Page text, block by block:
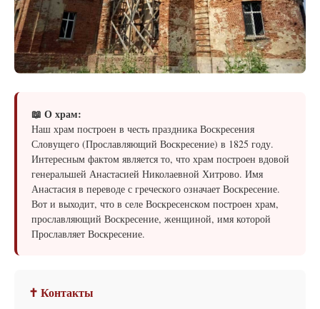
📖 О храм:
Наш храм построен в честь праздника Воскресения
Словущего (Прославляющий Воскресение) в 1825 году.
Интересным фактом является то, что храм построен вдовой
генеральшей Анастасией Николаевной Хитрово. Имя
Анастасия в переводе с греческого означает Воскресение.
Вот и выходит, что в селе Воскресенском построен храм,
прославляющий Воскресение, женщиной, имя которой
Прославляет Воскресение.
✝ Контакты